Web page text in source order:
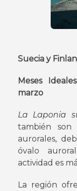
Suecia y
Meses
marzo
La Laponia
también son
aurorales,
óvalo
actividad es
La región